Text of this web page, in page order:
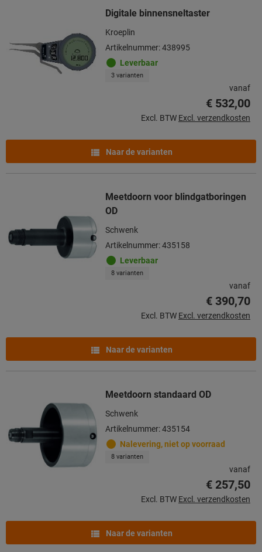
Digitale binnensneltaster
Kroeplin
Artikelnummer: 438995
Leverbaar
3 varianten
vanaf
€ 532,00
Excl. BTW Excl. verzendkosten
Naar de varianten
Meetdoorn voor blindgatboringen
OD
Schwenk
Artikelnummer: 435158
Leverbaar
8 varianten
vanaf
€ 390,70
Excl. BTW Excl. verzendkosten
Naar de varianten
Meetdoorn standaard OD
Schwenk
Artikelnummer: 435154
Nalevering, niet op voorraad
8 varianten
vanaf
€ 257,50
Excl. BTW Excl. verzendkosten
Naar de varianten